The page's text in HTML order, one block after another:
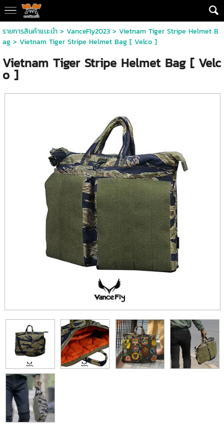
รายการสินค้าแนะนำ> VanceFly2023> Vietnam Tiger Stripe Helmet B
ag> Vietnam Tiger Stripe Helmet Bag [ Velco ]
Vietnam Tiger Stripe Helmet Bag [ Velc
o ]